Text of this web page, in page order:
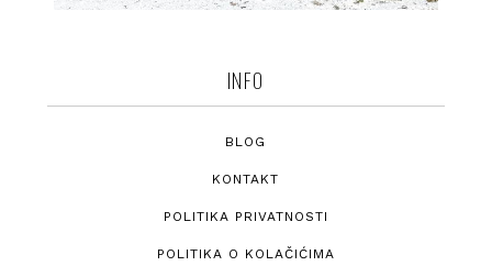
INFO
BLOG
KONTAKT
POLITIKA PRIVATNOSTI
POLITIKA O KOLAČIĆIMA